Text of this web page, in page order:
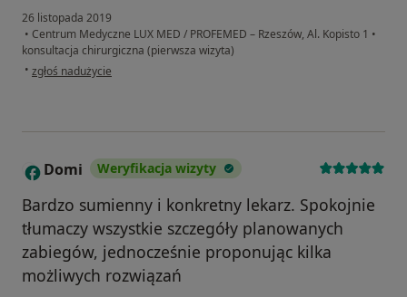
26 listopada 2019
• Centrum Medyczne LUX MED / PROFEMED – Rzeszów, Al. Kopisto 1 •
konsultacja chirurgiczna (pierwsza wizyta)
• w opinii użytkownika Pacjent
zgłoś nadużycie
D Domi Weryfikacja wizyty
Bardzo sumienny i konkretny lekarz. Spokojnie
tłumaczy wszystkie szczegóły planowanych
zabiegów, jednocześnie proponując kilka
możliwych rozwiązań